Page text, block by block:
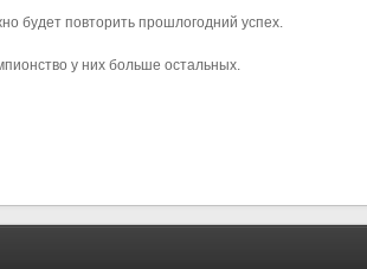
будет повторить прошлогодний успех.
у них больше остальных.